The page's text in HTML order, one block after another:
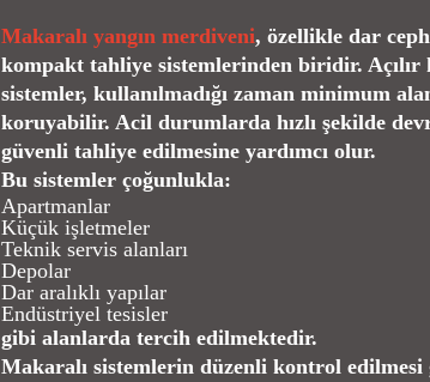
Makaralı yangın merdiveni, özellikle dar
kompakt tahliye sistemlerinden biridir. Açılır
sistemler, kullanılmadığı zaman minimum
koruyabilir. Acil durumlarda hızlı şekilde
güvenli tahliye edilmesine yardımcı olur.
Bu sistemler çoğunlukla:
Apartmanlar
Küçük işletmeler
Teknik servis alanları
Depolar
Dar aralıklı yapılar
Endüstriyel tesisler
gibi alanlarda tercih edilmektedir.
Makaralı sistemlerin düzenli kontrol